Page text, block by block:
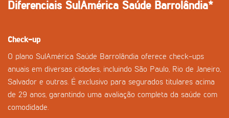
Diferenciais SulAmérica Saúde Barrolândia*
Check-up
O plano SulAmérica Saúde Barrolândia oferece check-ups
anuais em diversas cidades, incluindo São Paulo, Rio de Janeiro,
Salvador e outras. É exclusivo para segurados titulares acima
de 29 anos, garantindo uma avaliação completa da saúde com
comodidade.